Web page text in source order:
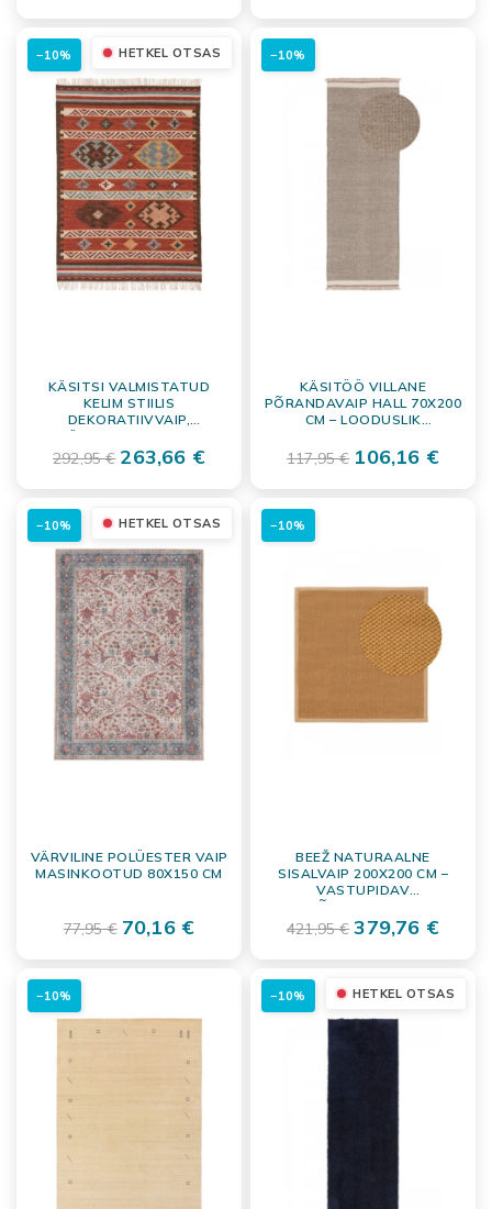
HETKEL OTSAS
KÄSITSI VALMISTATUD
KELIM STIILIS
DEKORATIIVVAIP,
VÄRVILINE/PUNANE,
120X170 CM
292,95 € 263,66 €
−10%
KÄSITÖÖ VILLANE
PÕRANDAVAIP HALL 70X200
CM – LOODUSLIK
117,95 € 106,16 €
−10%
HETKEL OTSAS
VÄRVILINE POLÜESTER VAIP
MASINKOOTUD 80X150 CM
77,95 € 70,16 €
−10%
BEEŽ NATURAALNE
SISALVAIP 200X200 CM –
VASTUPIDAV
PÕRANDAKATE
LIBISEMISVASTASE
ALUSKATEGA
421,95 € 379,76 €
−10%
−10% HETKEL OTSAS
−10%